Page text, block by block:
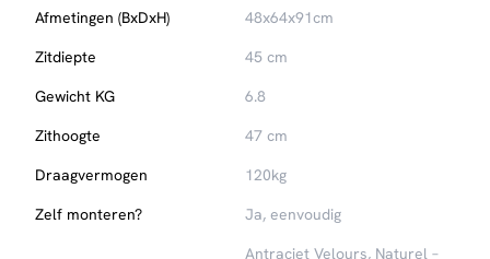
Afmetingen (BxDxH)
48x64x91cm
Zitdiepte
45 cm
Gewicht KG
6.8
Zithoogte
47 cm
Draagvermogen
120kg
Zelf monteren?
Ja, eenvoudig
Antraciet Velours, Naturel –